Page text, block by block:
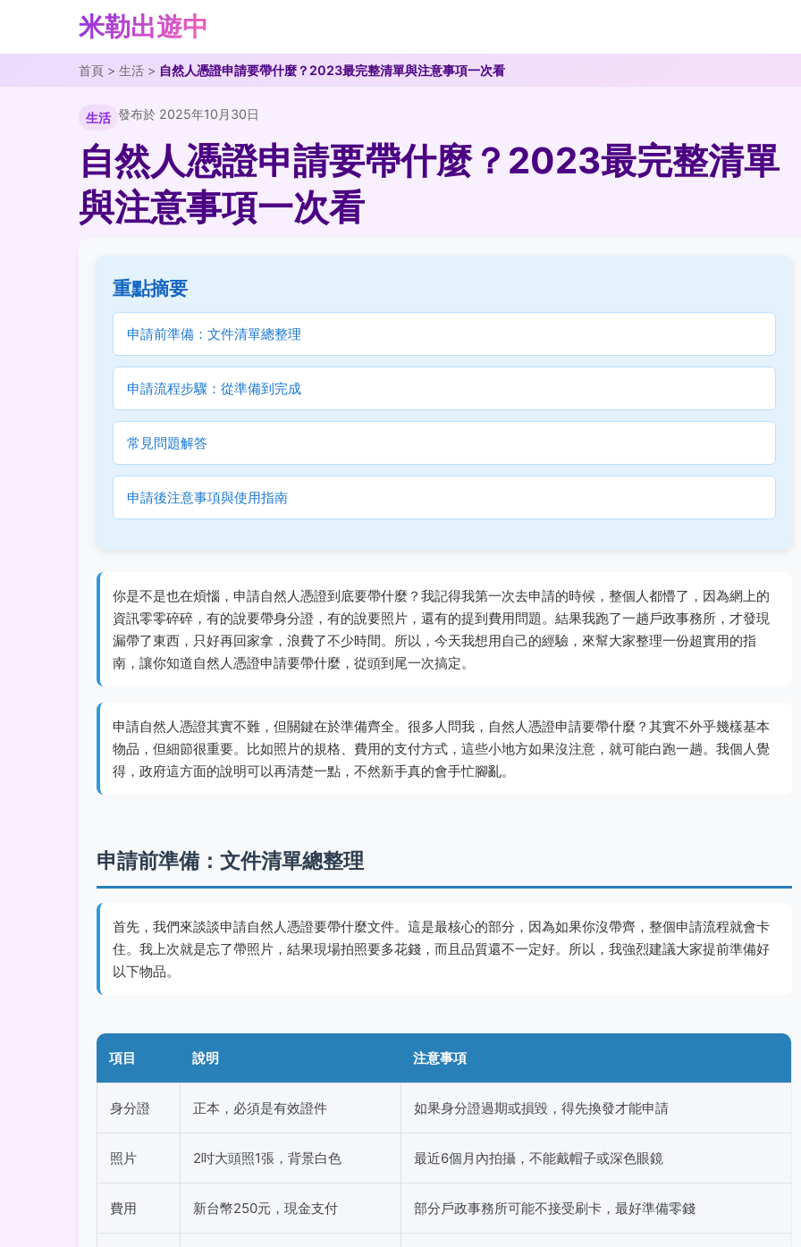
米勒出遊中
首頁 > 生活 > 自然人憑證申請要帶什麼？2023最完整清單與注意事項一次看
生活 發布於 2025年10月30日
自然人憑證申請要帶什麼？2023最完整清單
與注意事項一次看
重點摘要
申請前準備：文件清單總整理
申請流程步驟：從準備到完成
常見問題解答
申請後注意事項與使用指南
你是不是也在煩惱，申請自然人憑證到底要帶什麼？我記得我第一次去申請的時候，整個人都懵了，因為網上的
資訊零零碎碎，有的說要帶身分證，有的說要照片，還有的提到費用問題。結果我跑了一趟戶政事務所，才發現
漏帶了東西，只好再回家拿，浪費了不少時間。所以，今天我想用自己的經驗，來幫大家整理一份超實用的指
南，讓你知道自然人憑證申請要帶什麼，從頭到尾一次搞定。
申請自然人憑證其實不難，但關鍵在於準備齊全。很多人問我，自然人憑證申請要帶什麼？其實不外乎幾樣基本
物品，但細節很重要。比如照片的規格、費用的支付方式，這些小地方如果沒注意，就可能白跑一趟。我個人覺
得，政府這方面的說明可以再清楚一點，不然新手真的會手忙腳亂。
申請前準備：文件清單總整理
首先，我們來談談申請自然人憑證要帶什麼文件。這是最核心的部分，因為如果你沒帶齊，整個申請流程就會卡
住。我上次就是忘了帶照片，結果現場拍照要多花錢，而且品質還不一定好。所以，我強烈建議大家提前準備好
以下物品。
項目 說明 注意事項
身分證 正本，必須是有效證件 如果身分證過期或損毀，得先換發才能申請
照片 2吋大頭照1張，背景白色 最近6個月內拍攝，不能戴帽子或深色眼鏡
費用 新台幣250元，現金支付 部分戶政事務所可能不接受刷卡，最好準備零錢